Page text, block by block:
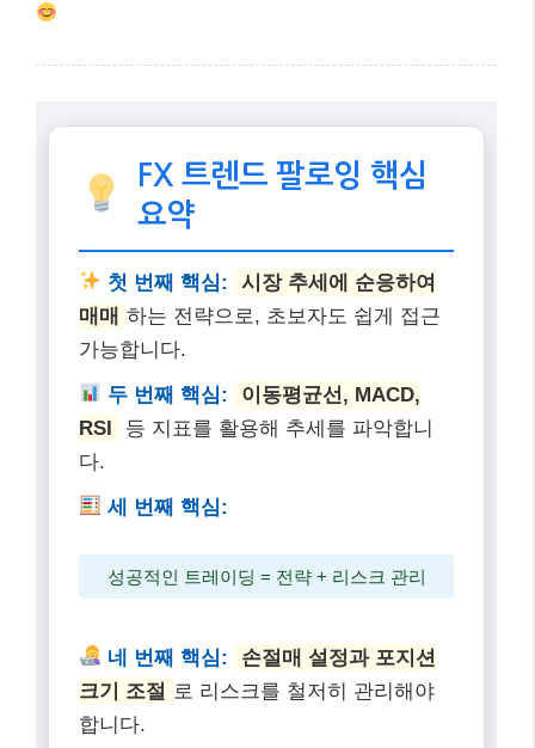
FX 트렌드 팔로잉 핵심
요약
첫 번째 핵심:
시장 추세에 순응하여
매매 하는 전략으로, 초보자도 쉽게 접근
가능합니다.
두 번째 핵심:
이동평균선, MACD,
RSI
등 지표를 활용해 추세를 파악합니
다.
세 번째 핵심:
성공적인 트레이딩 = 전략 + 리스크 관리
네 번째 핵심:
손절매 설정과 포지션
크기 조절
로 리스크를 철저히 관리해야
합니다.